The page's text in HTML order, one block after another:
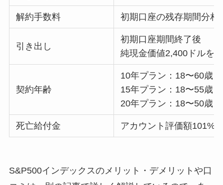
解約手数料 初期口座の残存期間分相
引き出し
初期口座期間終了後
純現金価値2,400ドルを
契約年齢
10年プラン：18〜60歳
15年プラン：18〜55歳
20年プラン：18〜50歳
死亡給付金 アカウント評価額101%
S&P500インデックスのメリット・デメリットや口